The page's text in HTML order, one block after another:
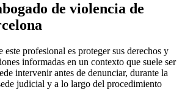
de violencia de
profesional es proteger sus derechos y
informadas en un contexto que suele ser
intervenir antes de denunciar, durante la
judicial y a lo largo del procedimiento